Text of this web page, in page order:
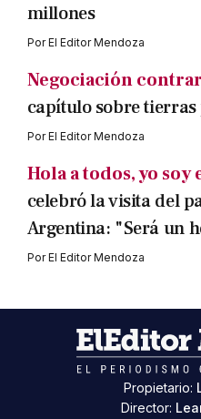
millones
PorEl Editor Mendoza
Negociación
capítulo sobre
PorEl Editor Mendoza
Hola a todos, yo soy
celebró la visita del
Argentina: "Será un
PorEl Editor Mendoza
Propietario:
Director: